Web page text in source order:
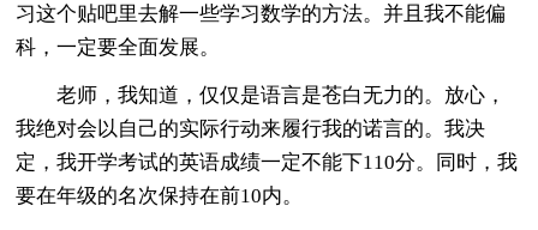
习这个贴吧里去解一些学习数学的方法。并且我不能偏
科，一定要全面发展。
老师，我知道，仅仅是语言是苍白无力的。放心，
我绝对会以自己的实际行动来履行我的诺言的。我决
定，我开学考试的英语成绩一定不能下110分。同时，我
要在年级的名次保持在前10内。